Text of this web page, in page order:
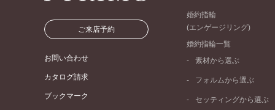
ご来店予約
お問い合わせ
カタログ請求
ブックマーク
婚約指輪
(エンゲージリング)
婚約指輪一覧
素材から選ぶ
プラチナ
ピンクゴールド
フォルムから選ぶ
ストレートライン
セッティングから選ぶ